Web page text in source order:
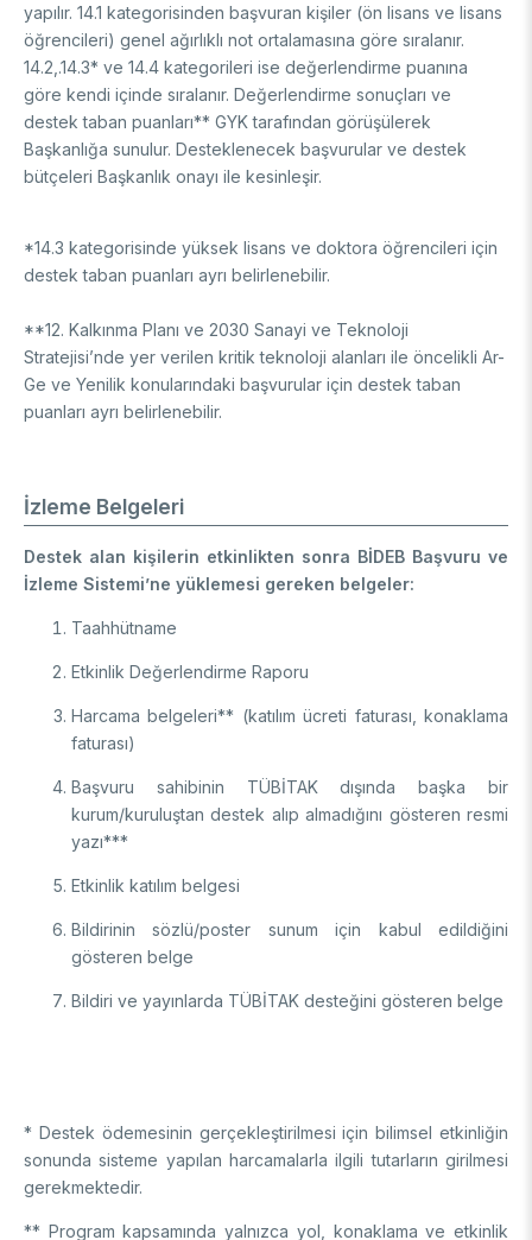
yapılır. 14.1 kategorisinden başvuran kişiler (ön lisans ve lisans
öğrencileri) genel ağırlıklı not ortalamasına göre sıralanır.
14.2,.14.3* ve 14.4 kategorileri ise değerlendirme puanına
göre kendi içinde sıralanır. Değerlendirme sonuçları ve
destek taban puanları** GYK tarafından görüşülerek
Başkanlığa sunulur. Desteklenecek başvurular ve destek
bütçeleri Başkanlık onayı ile kesinleşir.
*14.3 kategorisinde yüksek lisans ve doktora öğrencileri için
destek taban puanları ayrı belirlenebilir.
**12. Kalkınma Planı ve 2030 Sanayi ve Teknoloji
Stratejisi’nde yer verilen kritik teknoloji alanları ile öncelikli Ar-
Ge ve Yenilik konularındaki başvurular için destek taban
puanları ayrı belirlenebilir.
İzleme Belgeleri
Destek alan kişilerin etkinlikten sonra BİDEB Başvuru ve
İzleme Sistemi’ne yüklemesi gereken belgeler:
Taahhütname
Etkinlik Değerlendirme Raporu
Harcama belgeleri** (katılım ücreti faturası, konaklama
faturası)
Başvuru sahibinin TÜBİTAK dışında başka bir
kurum/kuruluştan destek alıp almadığını gösteren resmi
yazı***
Etkinlik katılım belgesi
Bildirinin sözlü/poster sunum için kabul edildiğini
gösteren belge
Bildiri ve yayınlarda TÜBİTAK desteğini gösteren belge
* Destek ödemesinin gerçekleştirilmesi için bilimsel etkinliğin
sonunda sisteme yapılan harcamalarla ilgili tutarların girilmesi
gerekmektedir.
** Program kapsamında yalnızca yol, konaklama ve etkinlik